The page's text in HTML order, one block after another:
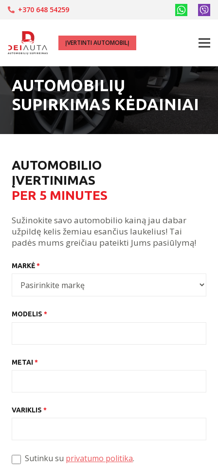
+370 648 54259
ĮVERTINTI AUTOMOBILĮ
AUTOMOBILIŲ
SUPIRKIMAS KĖDAINIAI
AUTOMOBILIO
ĮVERTINIMAS
PER 5 MINUTES
Sužinokite savo automobilio kainą jau dabar
užpildę kelis žemiau esančius laukelius! Tai
padės mums greičiau pateikti Jums pasiūlymą!
MARKĖ*
MODELIS *
METAI*
VARIKLIS *
Sutinku su privatumo politika.